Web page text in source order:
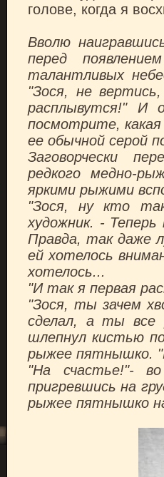
голове, когда я
Вволю
перед
талантливых
"Зося, не
расплывутся!" И
посмотрите, какая
ее обычной серой
Заговорчески
редкого медно-
яркими рыжими
"Зося, ну кто
художник. -
Правда, так даже
ей хотелось
хотелось...
"И так я первая
"Зося, ты зачем
сделал, а ты все
шлепнул кистью
рыжее пятнышко.
"На счастье!"-
пригревшись на
рыжее пятнышко